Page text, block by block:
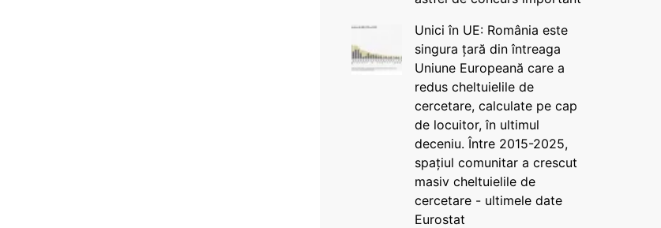
Unici în UE: România este
singura țară din întreaga
Uniune Europeană care a
redus cheltuielile de
cercetare, calculate pe cap
de locuitor, în ultimul
deceniu. Între 2015-2025,
spațiul comunitar a crescut
masiv cheltuielile de
cercetare - ultimele date
Eurostat